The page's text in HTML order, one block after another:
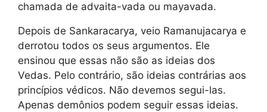
chamada de advaita-vada ou mayavada.
Depois de Sankaracarya, veio Ramanujacarya e
derrotou todos os seus argumentos. Ele
ensinou que essas não são as ideias dos
Vedas. Pelo contrário, são ideias contrárias aos
princípios védicos. Não devemos segui-las.
Apenas demônios podem seguir essas ideias.